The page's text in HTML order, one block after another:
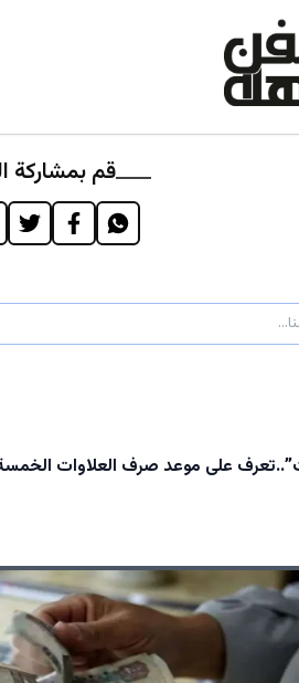
قم بمشاركة
على موعد صرف العلاوات الخمسة 2025 لأصحاب